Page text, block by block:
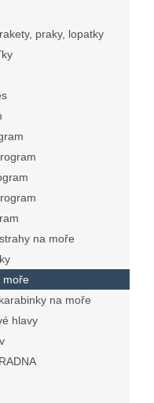
praky, lopatky
na moře
moře
na moře
hlavy